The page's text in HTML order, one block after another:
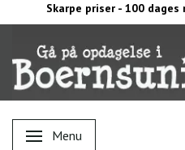
Skarpe priser - 100
Skifte navigation
Menu